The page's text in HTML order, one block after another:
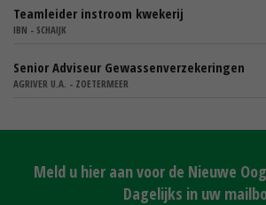
Teamleider instroom kwekerij
IBN - SCHAIJK
Senior Adviseur Gewassenverzekeringen
AGRIVER U.A. - ZOETERMEER
Meld u hier aan voor de Nieuwe
Dagelijks in uw